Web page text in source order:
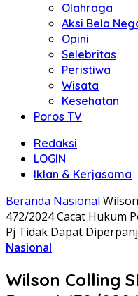
Olahraga
Aksi Bela
Opini
Selebritas
Peristiwa
Wisata
Kesehatan
Poros TV
Redaksi
LOGIN
Iklan & Kerjasama
Beranda Nasional
472/2024 Cacat Hukum
Pj Tidak Dapat
Nasional
Wilson Colling